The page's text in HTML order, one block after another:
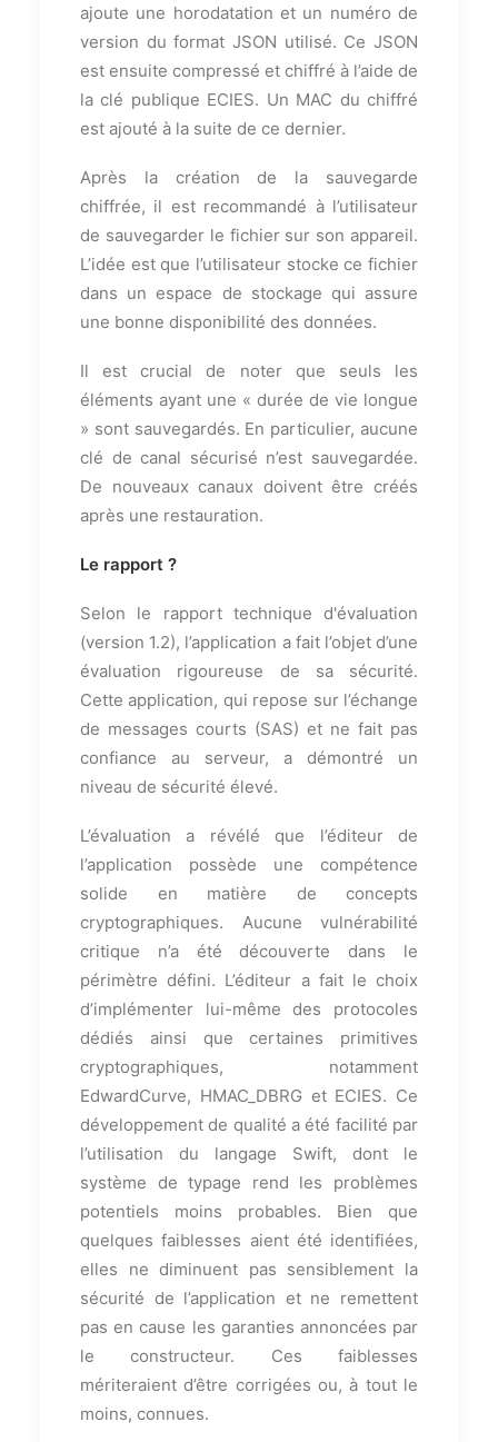
ajoute une horodatation et un numéro de
version du format JSON utilisé. Ce JSON
est ensuite compressé et chiffré à l’aide de
la clé publique ECIES. Un MAC du chiffré
est ajouté à la suite de ce dernier.
Après la création de la sauvegarde
chiffrée, il est recommandé à l’utilisateur
de sauvegarder le fichier sur son appareil.
L’idée est que l’utilisateur stocke ce fichier
dans un espace de stockage qui assure
une bonne disponibilité des données.
Il est crucial de noter que seuls les
éléments ayant une « durée de vie longue
» sont sauvegardés. En particulier, aucune
clé de canal sécurisé n’est sauvegardée.
De nouveaux canaux doivent être créés
après une restauration.
Le rapport ?
Selon le rapport technique d'évaluation
(version 1.2), l’application a fait l’objet d’une
évaluation rigoureuse de sa sécurité.
Cette application, qui repose sur l’échange
de messages courts (SAS) et ne fait pas
confiance au serveur, a démontré un
niveau de sécurité élevé.
L’évaluation a révélé que l’éditeur de
l’application possède une compétence
solide en matière de concepts
cryptographiques. Aucune vulnérabilité
critique n’a été découverte dans le
périmètre défini. L’éditeur a fait le choix
d’implémenter lui-même des protocoles
dédiés ainsi que certaines primitives
cryptographiques, notamment
EdwardCurve, HMAC_DBRG et ECIES. Ce
développement de qualité a été facilité par
l’utilisation du langage Swift, dont le
système de typage rend les problèmes
potentiels moins probables. Bien que
quelques faiblesses aient été identifiées,
elles ne diminuent pas sensiblement la
sécurité de l’application et ne remettent
pas en cause les garanties annoncées par
le constructeur. Ces faiblesses
mériteraient d’être corrigées ou, à tout le
moins, connues.